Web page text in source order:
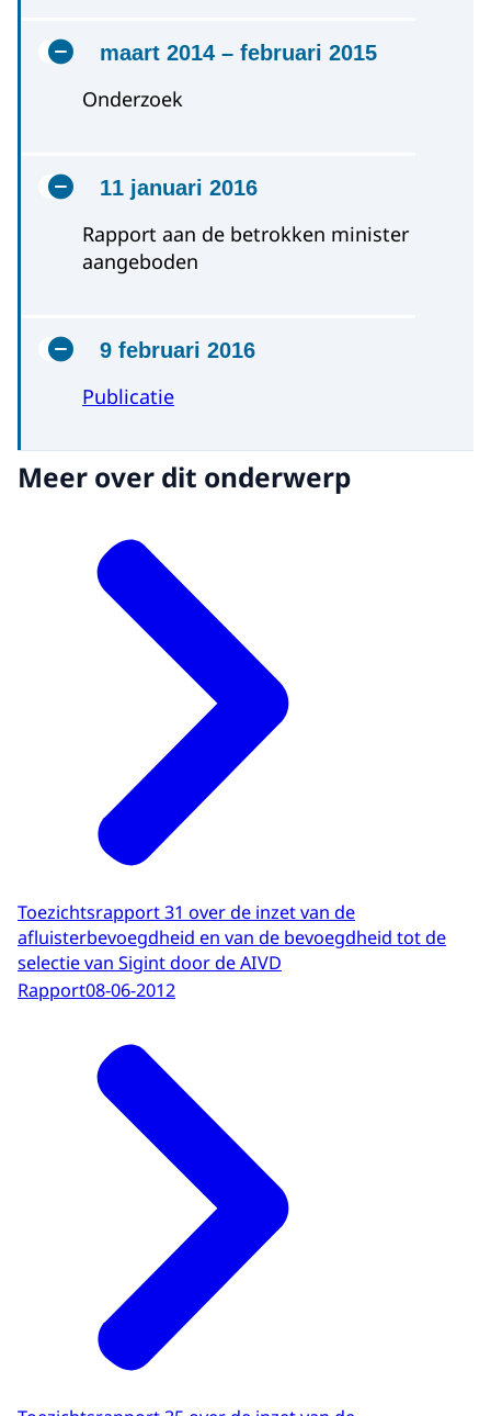
maart 2014 – februari 2015
Onderzoek
11 januari 2016
Rapport aan de betrokken minister
aangeboden
9 februari 2016
Publicatie
Meer over dit onderwerp
Toezichtsrapport 31 over de inzet van de
afluisterbevoegdheid en van de bevoegdheid tot de
selectie van Sigint door de AIVD
Rapport08-06-2012